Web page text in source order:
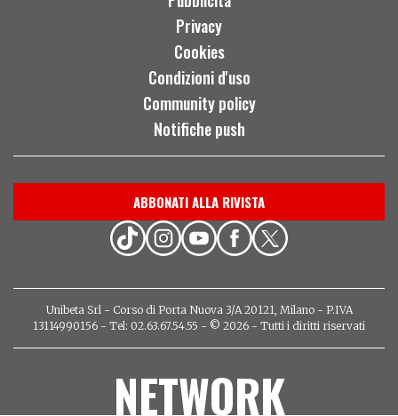
Privacy
Cookies
Condizioni d'uso
Community policy
Notifiche push
ABBONATI ALLA RIVISTA
Unibeta Srl - Corso di Porta Nuova 3/A 20121, Milano - P.IVA
13114990156 - Tel: 02.63.67.54.55 - © 2026 - Tutti i diritti riservati
NETWORK